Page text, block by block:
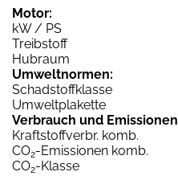
Motor:
kW / PS
Treibstoff
Hubraum
Umweltnormen:
Schadstoffklasse
Umweltplakette
Verbrauch und
Kraftstoffverbr. komb.
CO2-Emissionen komb.
CO2-Klasse